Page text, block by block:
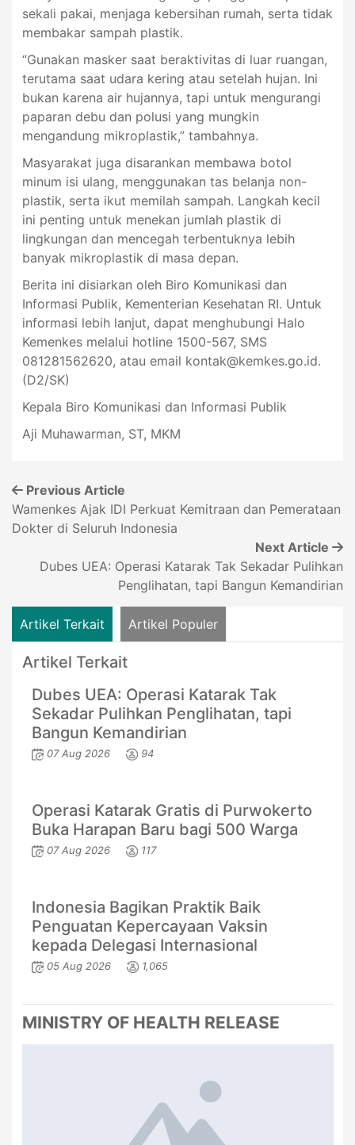
sekali pakai, menjaga kebersihan rumah, serta tidak
membakar sampah plastik.
“Gunakan masker saat beraktivitas di luar ruangan,
terutama saat udara kering atau setelah hujan. Ini
bukan karena air hujannya, tapi untuk mengurangi
paparan debu dan polusi yang mungkin
mengandung mikroplastik,” tambahnya.
Masyarakat juga disarankan membawa botol
minum isi ulang, menggunakan tas belanja non-
plastik, serta ikut memilah sampah. Langkah kecil
ini penting untuk menekan jumlah plastik di
lingkungan dan mencegah terbentuknya lebih
banyak mikroplastik di masa depan.
Berita ini disiarkan oleh Biro Komunikasi dan
Informasi Publik, Kementerian Kesehatan RI. Untuk
informasi lebih lanjut, dapat menghubungi Halo
Kemenkes melalui hotline 1500-567, SMS
081281562620, atau email kontak@kemkes.go.id.
(D2/SK)
Kepala Biro Komunikasi dan Informasi Publik
Aji Muhawarman, ST, MKM
Previous Article
Wamenkes Ajak IDI Perkuat Kemitraan dan Pemerataan
Dokter di Seluruh Indonesia
Next Article
Dubes UEA: Operasi Katarak Tak Sekadar Pulihkan
Penglihatan, tapi Bangun Kemandirian
Artikel Terkait Artikel Populer
Artikel Terkait
Dubes UEA: Operasi Katarak Tak
Sekadar Pulihkan Penglihatan, tapi
Bangun Kemandirian
07 Aug 2026 94
Operasi Katarak Gratis di Purwokerto
Buka Harapan Baru bagi 500 Warga
07 Aug 2026 117
Indonesia Bagikan Praktik Baik
Penguatan Kepercayaan Vaksin
kepada Delegasi Internasional
05 Aug 2026 1,065
MINISTRY OF HEALTH RELEASE